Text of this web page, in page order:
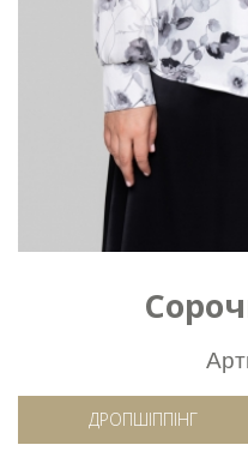
ДРОПШІППІНГ